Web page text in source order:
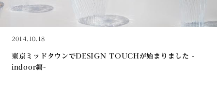
2014.10.18
東京ミッドタウンでDESIGN TOUCHが始まりました -
indoor編-